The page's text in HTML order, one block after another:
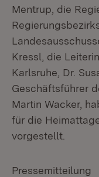
Mentrup, die
Kressl, die
Karlsruhe, Dr.
Geschäftsführer
Martin Wacker,
für die
vorgestellt.
Pressemitteilung